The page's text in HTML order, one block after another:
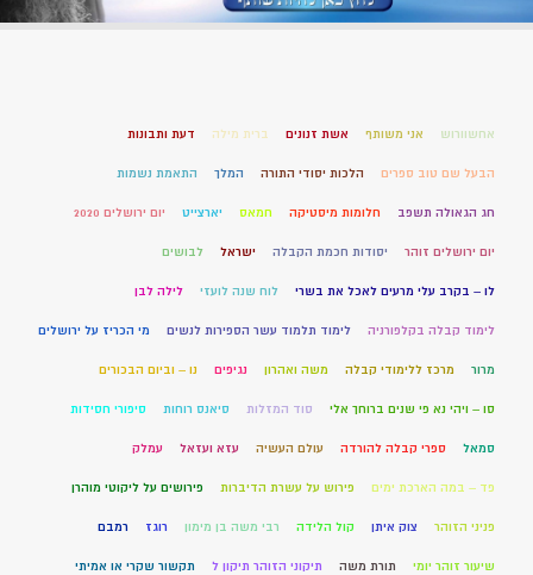
אחשוורוש אני משותף אשת זנונים ברית מילה דעת ותבונות
הבעל שם טוב ספרים הלכות יסודי התורה המלך התאמת נשמות
חג הגאולה תשפב חלומות מיסטיקה חמאס יארצייט יום ירושלים 2020
יום ירושלים זוהר יסודות חכמת הקבלה ישראל לבושים
לו – בקרב עלי מרעים לאכל את בשרי לוח שנה לועזי לילה לבן
לימוד קבלה בקלפורניה לימוד תלמוד עשר הספירות לנשים מי הכריז על ירושלים
מרור מרכז ללימודי קבלה משה ואהרון נגיפים נו – וביום הבכורים
סו – ויהי נא פי שנים ברוחך אלי סוד המזלות סיאנס רוחות סיפורי חסידות
סמאל ספרי קבלה להורדה עולם העשיה עזא ועזאל עמלק
פד – במה הארכת ימים פירוש על עשרת הדיברות פירושים על ליקוטי מוהרן
פניני הזוהר צוק איתן קול הלידה רבי משה בן מימון רוגז רמבם
שיעור זוהר יומי תורת משה תיקוני הזוהר תיקון ל תקשור שקרי או אמיתי